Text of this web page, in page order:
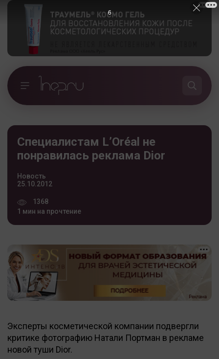
Специалистам L’Oréal не
понравилась реклама Dior
Новость
25.10.2012
1368
1 мин на прочтение
Эксперты косметической компании подвергли
критике фотографию Натали Портман в рекламе
новой туши Dior.
5